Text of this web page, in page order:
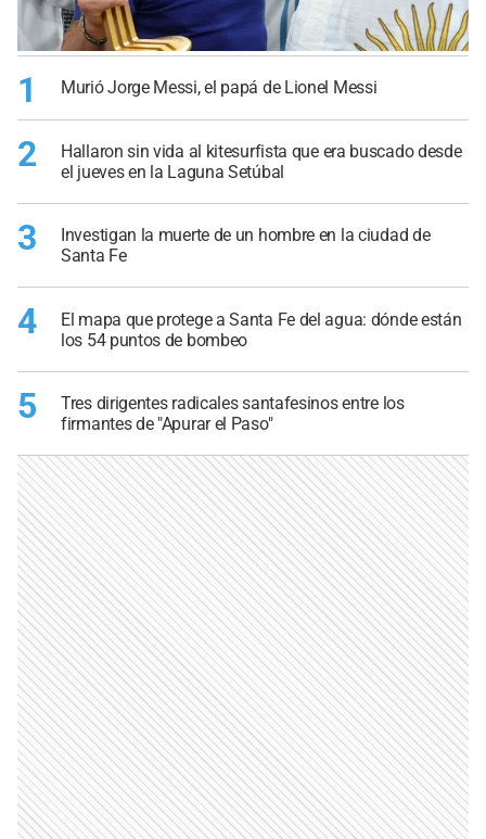
1 Murió Jorge Messi, el papá de Lionel Messi
2
Hallaron sin vida al kitesurfista que era buscado desde
el jueves en la Laguna Setúbal
3
Investigan la muerte de un hombre en la ciudad de
Santa Fe
4
El mapa que protege a Santa Fe del agua: dónde están
los 54 puntos de bombeo
5
Tres dirigentes radicales santafesinos entre los
firmantes de "Apurar el Paso"